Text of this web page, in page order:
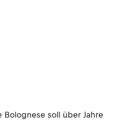
soll über Jahre